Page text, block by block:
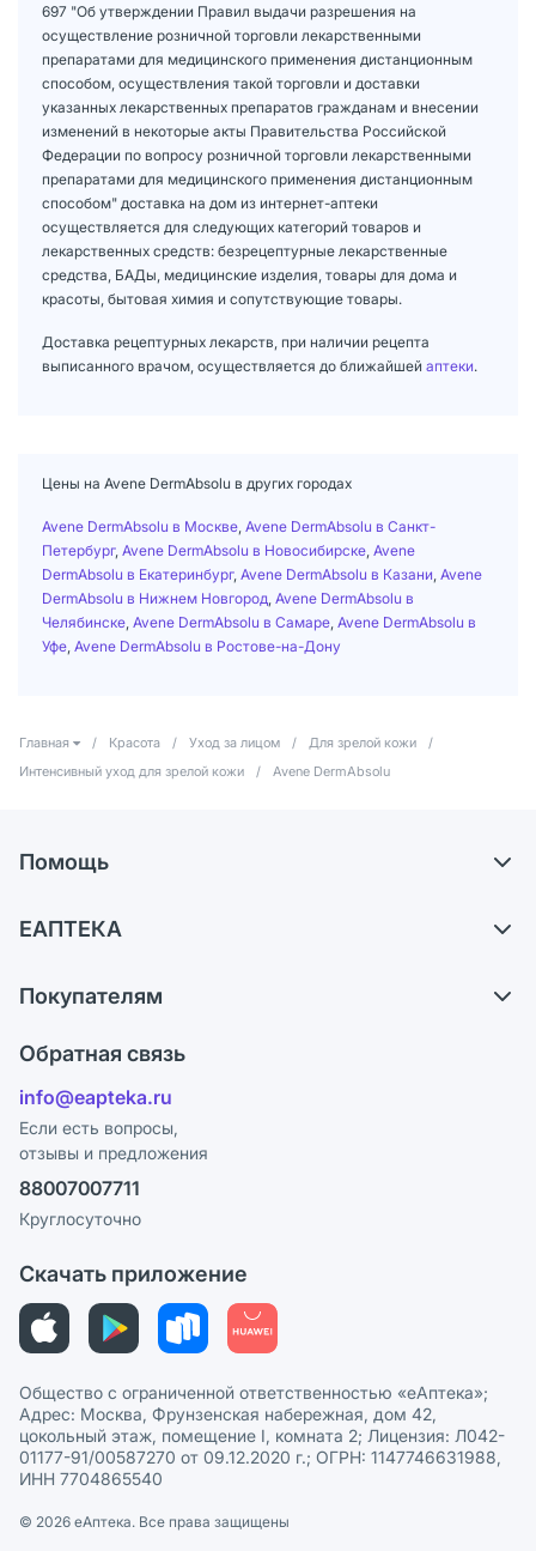
697 "Об утверждении Правил выдачи разрешения на
осуществление розничной торговли лекарственными
препаратами для медицинского применения дистанционным
способом, осуществления такой торговли и доставки
указанных лекарственных препаратов гражданам и внесении
изменений в некоторые акты Правительства Российской
Федерации по вопросу розничной торговли лекарственными
препаратами для медицинского применения дистанционным
способом" доставка на дом из интернет-аптеки
осуществляется для следующих категорий товаров и
лекарственных средств: безрецептурные лекарственные
средства, БАДы, медицинские изделия, товары для дома и
красоты, бытовая химия и сопутствующие товары.
Доставка рецептурных лекарств, при наличии рецепта
выписанного врачом, осуществляется до ближайшей аптеки.
Цены на Avene DermAbsolu в других городах
Avene DermAbsolu в Москве Avene DermAbsolu в Санкт-
Петербург, Avene DermAbsolu в Новосибирске Avene
DermAbsolu в Екатеринбург, Avene DermAbsolu в Казани Avene
DermAbsolu в Нижнем Новгород Avene DermAbsolu в
Челябинске Avene DermAbsolu в Самаре Avene DermAbsolu в
Уфе Avene DermAbsolu в Ростове-на-Дону
Главная / Красота / Уход за лицом / Для зрелой кожи
/
Интенсивный уход для зрелой кожи
/ Avene DermAbsolu
Помощь
Самовывоз из аптек
Ответы на вопросы
Блог
ЕАПТЕКА
Карьера
Поставщики
Лицензия
Реклама на сайте
Ваши товары на ЕАПТЕКЕ
Покупателям
Программа СберСпасибо
Политика конфиденциальности
Пользовательское соглашение
Политика рекомендаций
Этика и соответствие
Политика в отношении обработки персональных данных
Обратная связь
info@eapteka.ru
Если есть вопросы,
отзывы и предложения
88007007711
Круглосуточно
Скачать приложение
Общество с ограниченной ответственностью «еАптека»;
Адрес: Москва, Фрунзенская набережная, дом 42,
цокольный этаж, помещение I, комната 2; Лицензия: Л042-
01177-91/00587270 от 09.12.2020 г.; ОГРН: 1147746631988,
ИНН 7704865540
© 2026 eАптека. Все права защищены